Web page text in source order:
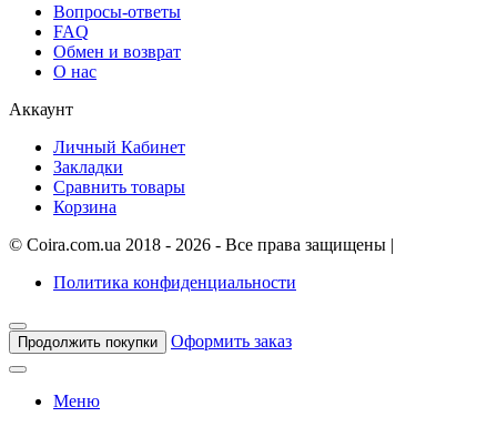
Вопросы-ответы
FAQ
Обмен и возврат
О нас
Аккаунт
Личный Кабинет
Закладки
Сравнить товары
Корзина
© Coira.com.ua 2018 - 2026 - Все права защищены |
Политика конфиденциальности
Продолжить покупки Оформить заказ
Меню